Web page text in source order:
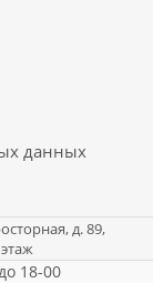
данных
д. 89,
18-00